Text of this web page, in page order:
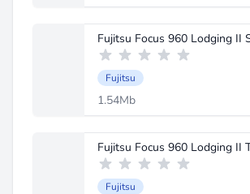
Fujitsu
1.54Mb
Fujitsu